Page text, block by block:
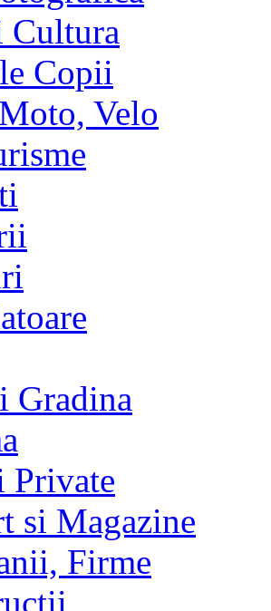
Cultura
Copii
Velo
Gradina
si Magazine
Firme